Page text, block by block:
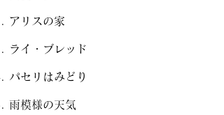
アリスの家
ライ・ブレッド
パセリはみどり
雨模様の天気